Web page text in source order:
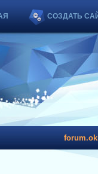
СОЗДАТЬ